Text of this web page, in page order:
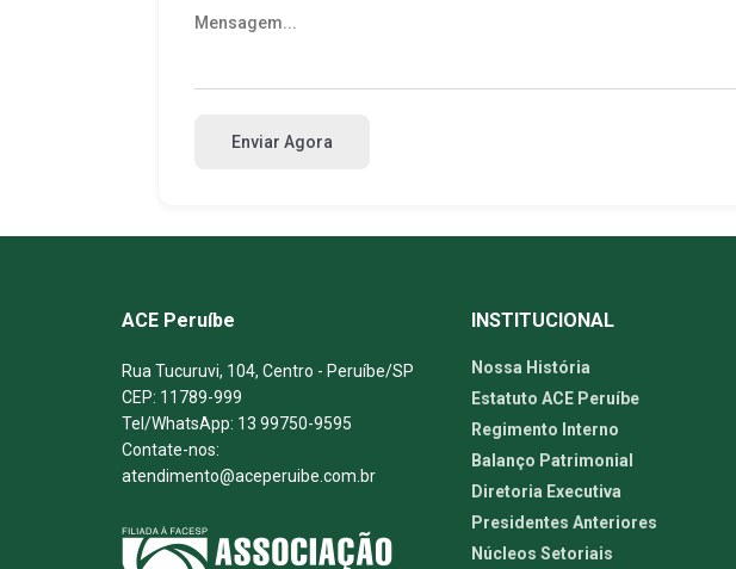
Enviar Agora
ACE Peruíbe
Rua Tucuruvi, 104, Centro - Peruíbe/SP
CEP: 11789-999
Tel/WhatsApp: 13 99750-9595
Contate-nos:
atendimento@aceperuibe.com.br
INSTITUCIONAL
Nossa História
Estatuto ACE Peruíbe
Regimento Interno
Balanço Patrimonial
Diretoria Executiva
Presidentes Anteriores
Núcleos Setoriais